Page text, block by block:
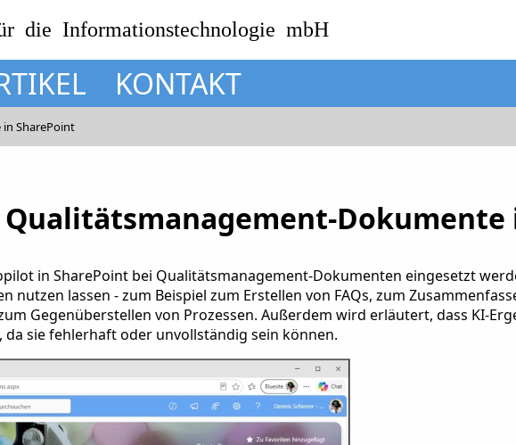
die Informationstechnologie mbH
KONTAKT
SharePoint
Dokumente
in SharePoint bei Qualitätsmanagement-Dokumenten eingesetzt
nutzen lassen - zum Beispiel zum Erstellen von FAQs, zum
Gegenüberstellen von Prozessen. Außerdem wird erläutert, dass KI-
sie fehlerhaft oder unvollständig sein können.